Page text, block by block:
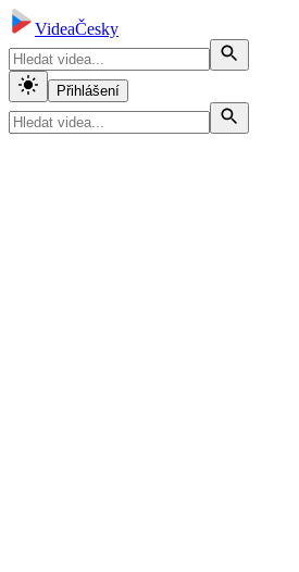
VideaČesky
Přihlášení